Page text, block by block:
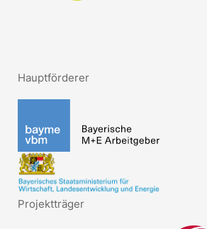
Hauptförderer
Projektträger